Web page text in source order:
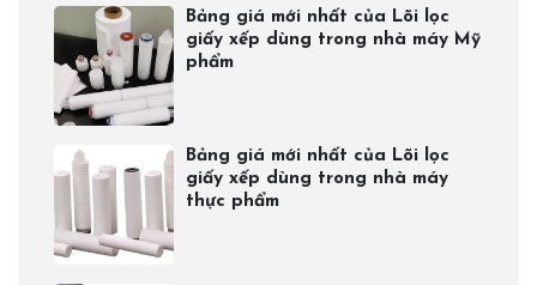
Bảng giá mới nhất của Lõi lọc
giấy xếp dùng trong nhà máy Mỹ
phẩm
Bảng giá mới nhất của Lõi lọc
giấy xếp dùng trong nhà máy
thực phẩm